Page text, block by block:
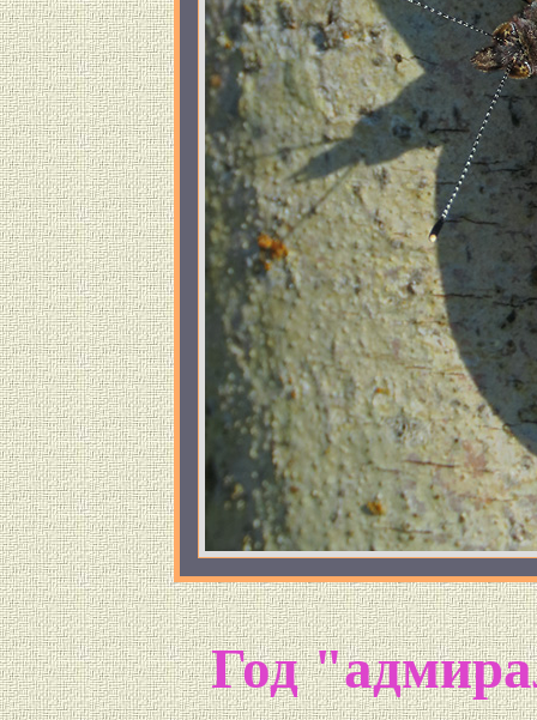
Год